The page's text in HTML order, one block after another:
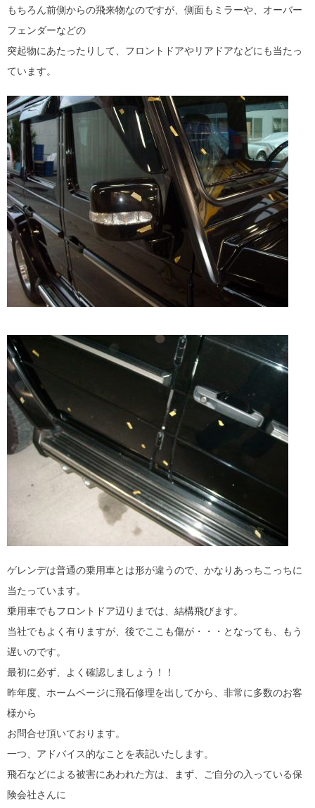
もちろん前側からの飛来物なのですが、側面もミラーや、オーバー
フェンダーなどの
突起物にあたったりして、フロントドアやリアドアなどにも当たっ
ています。
ゲレンデは普通の乗用車とは形が違うので、かなりあっちこっちに
当たっています。
乗用車でもフロントドア辺りまでは、結構飛びます。
当社でもよく有りますが、後でここも傷が・・・となっても、もう
遅いのです。
最初に必ず、よく確認しましょう！！
昨年度、ホームページに飛石修理を出してから、非常に多数のお客
様から
お問合せ頂いております。
一つ、アドバイス的なことを表記いたします。
飛石などによる被害にあわれた方は、まず、ご自分の入っている保
険会社さんに